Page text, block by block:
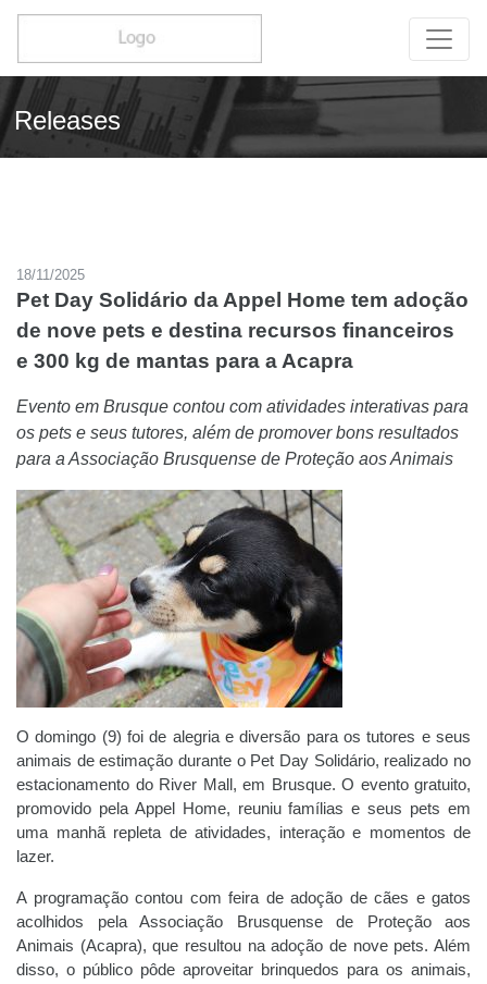
Releases
18/11/2025
Pet Day Solidário da Appel Home tem adoção
de nove pets e destina recursos financeiros
e 300 kg de mantas para a Acapra
Evento em Brusque contou com atividades interativas para
os pets e seus tutores, além de promover bons resultados
para a Associação Brusquense de Proteção aos Animais
O domingo (9) foi de alegria e diversão para os tutores e seus
animais de estimação durante o Pet Day Solidário, realizado no
estacionamento do River Mall, em Brusque. O evento gratuito,
promovido pela Appel Home, reuniu famílias e seus pets em
uma manhã repleta de atividades, interação e momentos de
lazer.
A programação contou com feira de adoção de cães e gatos
acolhidos pela Associação Brusquense de Proteção aos
Animais (Acapra), que resultou na adoção de nove pets. Além
disso, o público pôde aproveitar brinquedos para os animais,